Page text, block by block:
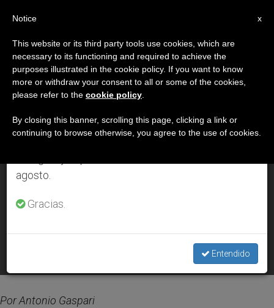
DÍA
Diciembre 12th, 2012
ÚLTIMAS NOTICIAS
La oración del papa a María en el cuento ''El misterio del
DEC 12, 2012 00:00
Por Antonio Gaspari
×
Aviso importante
Del 27 de julio al 7 de agosto haremos la pausa
anual, aprovechando que en el periodo de verano
se generan menos informaciones y también el
agosto.
Gracias.
Entendido
x
Notice
This website or its third party tools use cookies, which are
necessary to its functioning and required to achieve the
purposes illustrated in the cookie policy. If you want to know
more or withdraw your consent to all or some of the cookies,
please refer to the cookie policy
By closing this banner, scrolling this page, clicking a link or
continuing to browse otherwise, you agree to the use of cookies.